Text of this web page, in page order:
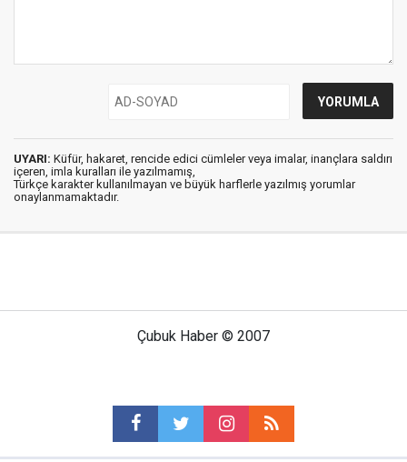
UYARI: Küfür, hakaret, rencide edici cümleler veya imalar, inançlara saldırı
içeren, imla kuralları ile yazılmamış,
Türkçe karakter kullanılmayan ve büyük harflerle yazılmış yorumlar
onaylanmamaktadır.
Çubuk Haber © 2007